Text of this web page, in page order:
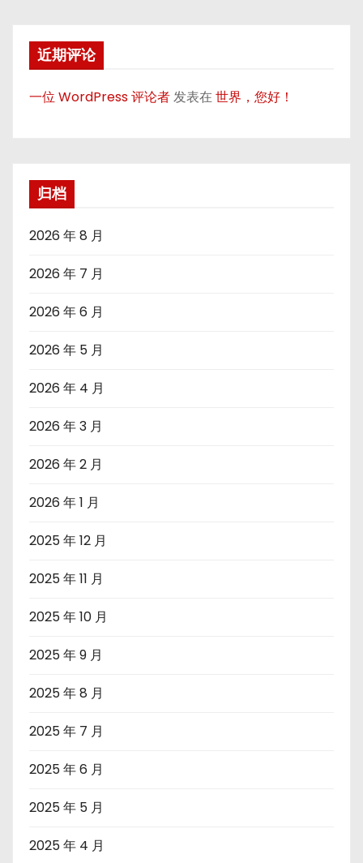
近期评论
一位 WordPress 评论者发表在世界，您好！
归档
2026 年 8 月
2026 年 7 月
2026 年 6 月
2026 年 5 月
2026 年 4 月
2026 年 3 月
2026 年 2 月
2026 年 1 月
2025 年 12 月
2025 年 11 月
2025 年 10 月
2025 年 9 月
2025 年 8 月
2025 年 7 月
2025 年 6 月
2025 年 5 月
2025 年 4 月